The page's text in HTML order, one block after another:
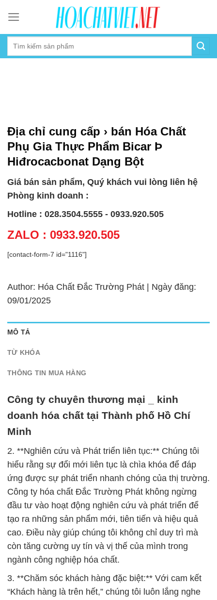
content
Địa chỉ cung cấp › bán Hóa Chất
Phụ Gia Thực Phẩm Bicar Þ
Hiđrocacbonat Dạng Bột
Giá bán sản phẩm, Quý khách vui lòng liên hệ
Phòng kinh doanh :
Hotline : 028.3504.5555 - 0933.920.505
ZALO : 0933.920.505
[contact-form-7 id="1116"]
Author: Hóa Chất Đắc Trường Phát | Ngày đăng:
09/01/2025
MÔ TẢ
TỪ KHÓA
THÔNG TIN MUA HÀNG
Công ty chuyên thương mại _ kinh
doanh hóa chất tại Thành phố Hồ Chí
Minh
2. **Nghiên cứu và Phát triển liên tục:** Chúng tôi
hiểu rằng sự đổi mới liên tục là chìa khóa để đáp
ứng được sự phát triển nhanh chóng của thị trường.
Công ty hóa chất Đắc Trường Phát không ngừng
đầu tư vào hoạt động nghiên cứu và phát triển để
tạo ra những sản phẩm mới, tiên tiến và hiệu quả
cao. Điều này giúp chúng tôi không chỉ duy trì mà
còn tăng cường uy tín và vị thế của mình trong
ngành công nghiệp hóa chất.
3. **Chăm sóc khách hàng đặc biệt:** Với cam kết
“Khách hàng là trên hết,” chúng tôi luôn lắng nghe